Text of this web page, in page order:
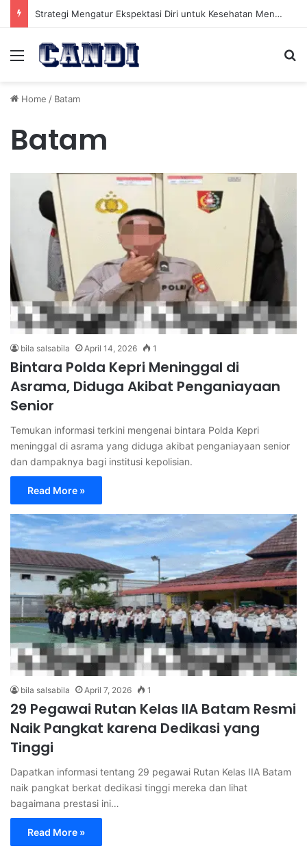
Strategi Mengatur Ekspektasi Diri untuk Kesehatan Mental yang Lebih Seimbang
Menu
Home / Batam
Batam
bila salsabila April 14, 2026 1
Bintara Polda Kepri Meninggal di
Asrama, Diduga Akibat Penganiayaan
Senior
Temukan informasi terkini mengenai bintara Polda Kepri
meninggal di asrama yang diduga akibat penganiayaan senior
dan dampaknya bagi institusi kepolisian.
Read More »
bila salsabila April 7, 2026 1
29 Pegawai Rutan Kelas IIA Batam Resmi
Naik Pangkat karena Dedikasi yang
Tinggi
Dapatkan informasi tentang 29 pegawai Rutan Kelas IIA Batam
naik pangkat berkat dedikasi tinggi mereka dan lihat
bagaimana prestasi ini…
Read More »